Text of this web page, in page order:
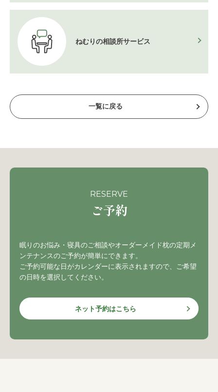
ねむりの相談所サービス
一覧に戻る
RESERVE
ご予約
眠りのお悩み・寝具のご相談やオーダーメイド枕の定期メ
ンテナンスのご予約が簡単にできます。
ご予約可能な日がカレンダーに表示されますので、ご希望
の日時を選択してください。
ネット予約はこちら